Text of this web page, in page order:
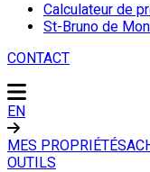
Calculateur de
St-Bruno de
CONTACT
EN
MES PROPRIÉTÉS
OUTILS